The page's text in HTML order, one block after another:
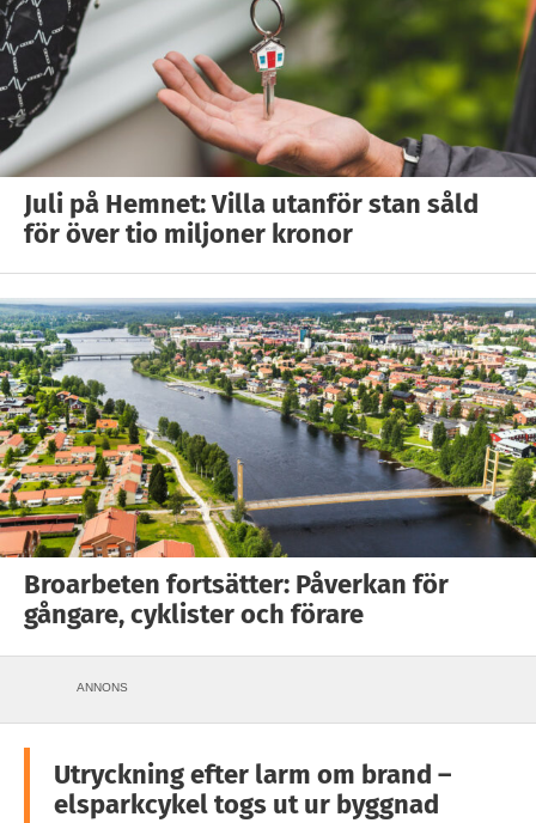
Juli på Hemnet: Villa utanför stan såld
för över tio miljoner kronor
Broarbeten fortsätter: Påverkan för
gångare, cyklister och förare
ANNONS
Utryckning efter larm om brand –
elsparkcykel togs ut ur byggnad